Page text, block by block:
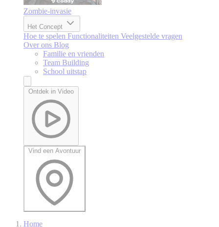
Zombie-invasie
Het Concept
Hoe te spelen Functionaliteiten Veelgestelde vragen
Over ons Blog
Familie en vrienden
Team Building
School uitstap
Ontdek in Video
Vind een Avontuur
Home